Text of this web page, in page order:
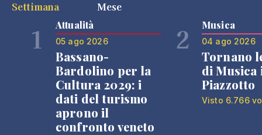
Settimana
Mese
1 Attualità
05 ago 2026
Bassano-
Bardolino per la
Cultura 2029: i
dati del turismo
aprono il
confronto veneto
2 Musica
04 ago 2026
Tornano
di Musica
Piazzotto
Visto 6.766